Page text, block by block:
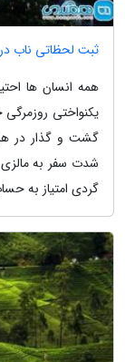
ثبت لحظاتی ناب
همه انسان ها
یکنواختی
گشت و گذار در
شدت سفر به مالزی
گردی امتیاز به